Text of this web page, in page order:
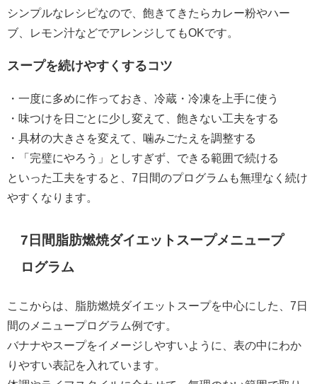
シンプルなレシピなので、飽きてきたらカレー粉やハー
ブ、レモン汁などでアレンジしてもOKです。
スープを続けやすくするコツ
・一度に多めに作っておき、冷蔵・冷凍を上手に使う
・味つけを日ごとに少し変えて、飽きない工夫をする
・具材の大きさを変えて、噛みごたえを調整する
・「完璧にやろう」としすぎず、できる範囲で続ける
といった工夫をすると、7日間のプログラムも無理なく続け
やすくなります。
7日間脂肪燃焼ダイエットスープメニュープ
ログラム
ここからは、脂肪燃焼ダイエットスープを中心にした、7日
間のメニュープログラム例です。
バナナやスープをイメージしやすいように、表の中にわか
りやすい表記を入れています。